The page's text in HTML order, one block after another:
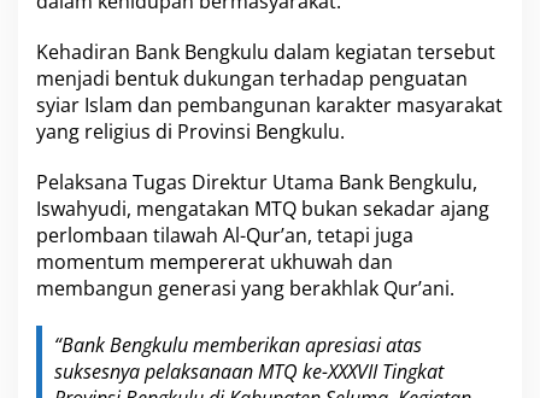
n
i
d
i
S
e
u
m
a
Kehadiran Bank Bengkulu dalam kegiatan tersebut
menjadi bentuk dukungan terhadap penguatan
syiar Islam dan pembangunan karakter masyarakat
yang religius di Provinsi Bengkulu.
Pelaksana Tugas Direktur Utama Bank Bengkulu,
Iswahyudi, mengatakan MTQ bukan sekadar ajang
perlombaan tilawah Al-Qur’an, tetapi juga
momentum mempererat ukhuwah dan
membangun generasi yang berakhlak Qur’ani.
“Bank Bengkulu memberikan apresiasi atas
suksesnya pelaksanaan MTQ ke-XXXVII Tingkat